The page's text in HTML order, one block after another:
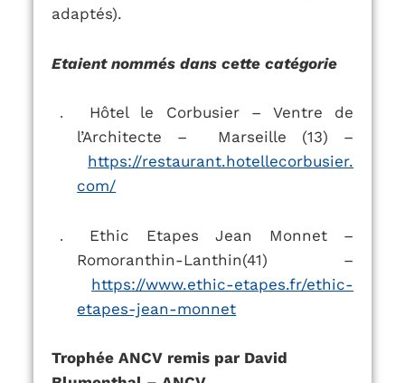
adaptés).
Etaient nommés dans cette catégorie
.
Hôtel le Corbusier – Ventre de
l’Architecte – Marseille (13) –
https://restaurant.hotellecorbusier.
com/
.
Ethic Etapes Jean Monnet –
Romoranthin-Lanthin(41) –
https://www.ethic-etapes.fr/ethic-
etapes-jean-monnet
Trophée ANCV remis par David